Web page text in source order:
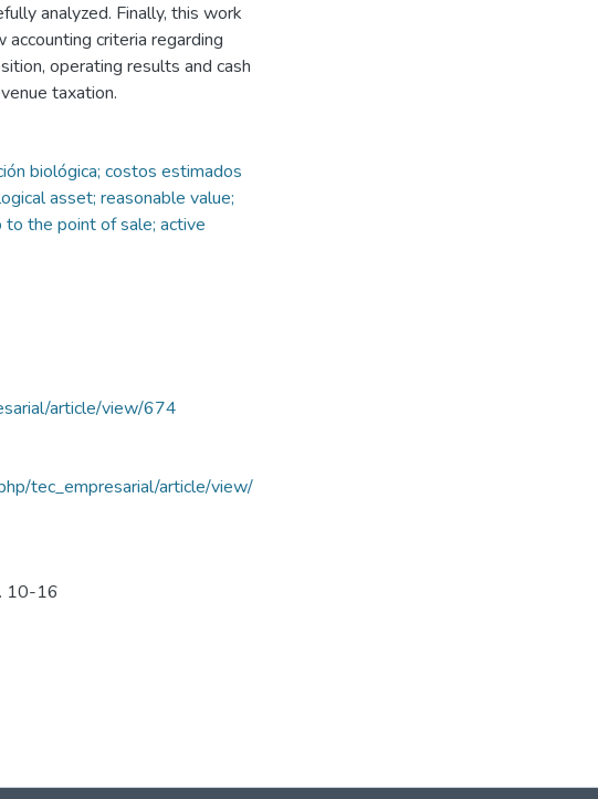
analyzed. Finally, this work
criteria regarding
operating results and cash
taxation.
biológica; costos estimados
asset; reasonable value;
the point of sale; active
article/view/674
tec_empresarial/article/view/
10-16